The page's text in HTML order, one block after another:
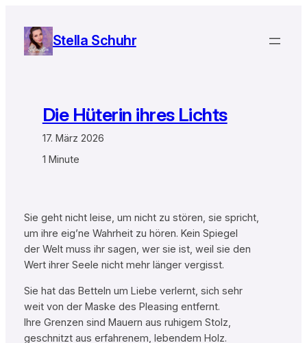
Inhalt
springen
Stella Schuhr
Die Hüterin ihres Lichts
17. März 2026
1 Minute
Sie geht nicht leise, um nicht zu stören, sie spricht,
um ihre eig’ne Wahrheit zu hören. Kein Spiegel
der Welt muss ihr sagen, wer sie ist, weil sie den
Wert ihrer Seele nicht mehr länger vergisst.
Sie hat das Betteln um Liebe verlernt, sich sehr
weit von der Maske des Pleasing entfernt.
Ihre Grenzen sind Mauern aus ruhigem Stolz,
geschnitzt aus erfahrenem, lebendem Holz.